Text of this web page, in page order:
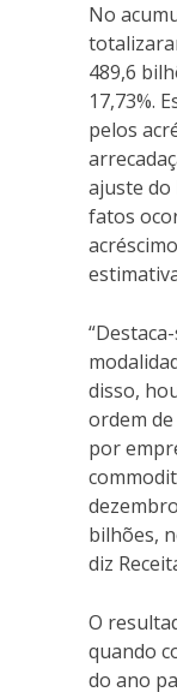
No
489,6
17,73%.
pelos
ajuste do
fatos
disso,
ordem
por
bilhões,
diz
O
quando
do ano